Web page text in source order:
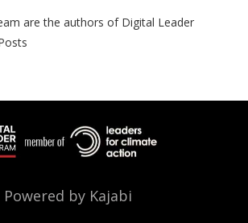
are the authors of Digital Leader
Powered by Kajabi